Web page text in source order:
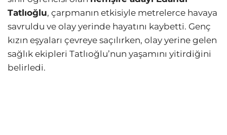
Tatlıoğlu, çarpmanın etkisiyle metrelerce havaya
savruldu ve olay yerinde hayatını kaybetti. Genç
kızın eşyaları çevreye saçılırken, olay yerine gelen
sağlık ekipleri Tatlıoğlu’nun yaşamını yitirdiğini
belirledi.